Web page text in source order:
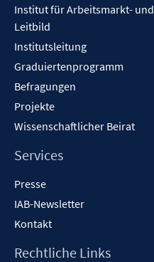
Institut für Arbeitsmarkt-
Leitbild
Institutsleitung
Graduiertenprogramm
Befragungen
Projekte
Wissenschaftlicher Beirat
Services
Presse
IAB-Newsletter
Kontakt
Rechtliche Links